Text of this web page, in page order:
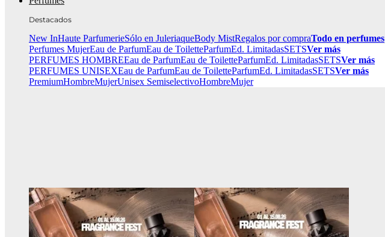
Destacados
New InHaute ParfumerieSólo en JuleriaqueBody MistRegalos por compraTodo en perfumes
Perfumes MujerEau de ParfumEau de ToiletteParfumEd. LimitadasSETSVer más
PERFUMES HOMBREEau de ParfumEau de ToiletteParfumEd. LimitadasSETSVer más
PERFUMES UNISEXEau de ParfumEau de ToiletteParfumEd. LimitadasSETSVer más
PremiumHombreMujerUnisex SemiselectivoHombreMujer